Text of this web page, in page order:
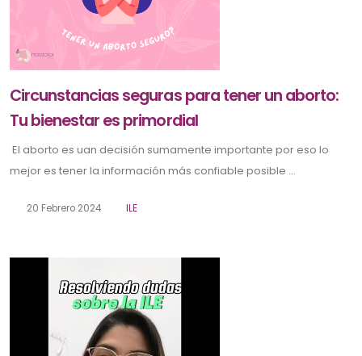
Circunstancias seguras para tener un aborto:
Tu bienestar es primordial
El aborto es uan decisión sumamente importante por eso lo
mejor es tener la información más confiable posible ...
20 Febrero 2024 ILE